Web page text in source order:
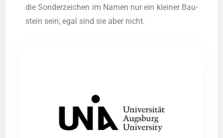
die Son­der­zei­chen im Namen nur ein klei­ner Bau­
stein sein; egal sind sie aber nicht.